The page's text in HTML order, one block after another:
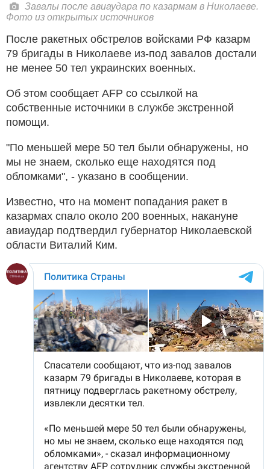
Завалы после авиаудара по казармам в Николаеве.
Фото из открытых источников
После ракетных обстрелов войсками РФ казарм
79 бригады в Николаеве из-под завалов достали
не менее 50 тел украинских военных.
Об этом сообщает AFP со ссылкой на
собственные источники в службе экстренной
помощи.
"По меньшей мере 50 тел были обнаружены, но
мы не знаем, сколько еще находятся под
обломками", - указано в сообщении.
Известно, что на момент попадания ракет в
казармах спало около 200 военных, накануне
авиаудар подтвердил губернатор Николаевской
области Виталий Ким.